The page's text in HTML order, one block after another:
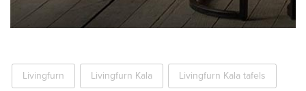
Livingfurn Livingfurn Kala Livingfurn Kala tafels